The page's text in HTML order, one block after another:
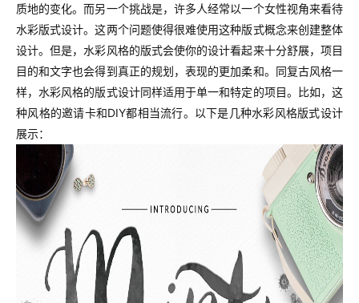
质地的变化。而另一个挑战是，许多人经常以一个女性视角来看待
水彩版式设计。这两个问题使得很难使用这种版式概念来创建整体
设计。但是，水彩风格的版式会使你的设计看起来十分舒展，项目
目的和文字也会得到真正的规划，表现的更加柔和。同复古风格一
样，水彩风格的版式设计同样适用于单一和特定的项目。比如，这
种风格的邀请卡和DIY都相当流行。以下是几种水彩风格版式设计
展示：